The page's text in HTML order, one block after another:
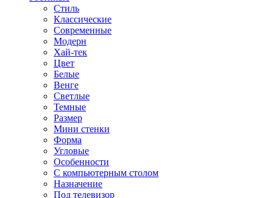
Стиль
Классические
Современные
Модерн
Хай-тек
Цвет
Белые
Венге
Светлые
Темные
Размер
Мини стенки
Форма
Угловые
Особенности
С компьютерным столом
Назначение
Под телевизор